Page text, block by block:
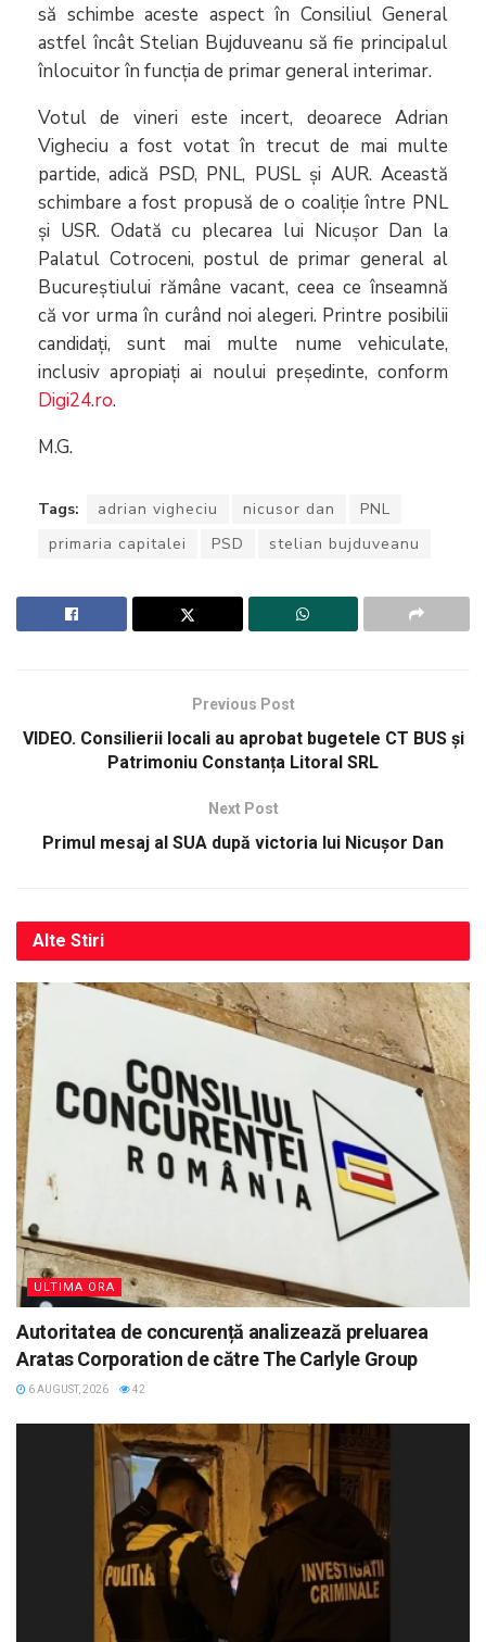
să schimbe aceste aspect în Consiliul General
astfel încât Stelian Bujduveanu să fie principalul
înlocuitor în funcția de primar general interimar.
Votul de vineri este incert, deoarece Adrian
Vigheciu a fost votat în trecut de mai multe
partide, adică PSD, PNL, PUSL și AUR. Această
schimbare a fost propusă de o coaliție între PNL
și USR. Odată cu plecarea lui Nicușor Dan la
Palatul Cotroceni, postul de primar general al
Bucureștiului rămâne vacant, ceea ce înseamnă
că vor urma în curând noi alegeri. Printre posibilii
candidați, sunt mai multe nume vehiculate,
inclusiv apropiați ai noului președinte, conform
Digi24.ro.
M.G.
Tags: adrian vigheciu nicusor dan
PNL
primaria capitalei
PSD stelian bujduveanu
Previous Post
VIDEO. Consilierii locali au aprobat bugetele CT BUS și
Patrimoniu Constanța Litoral SRL
Next Post
Primul mesaj al SUA după victoria lui Nicușor Dan
Alte Stiri
ULTIMA ORA
Autoritatea de concurență analizează preluarea
Aratas Corporation de către The Carlyle Group
6 AUGUST, 2026 42